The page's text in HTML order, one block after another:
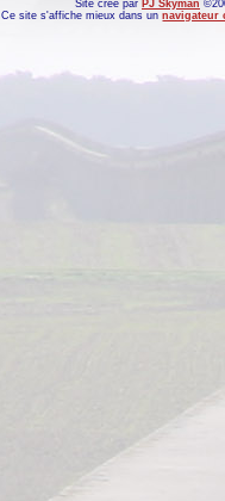
Site créé par PJ Skyman
Ce site s'affiche mieux dans unnavigateur